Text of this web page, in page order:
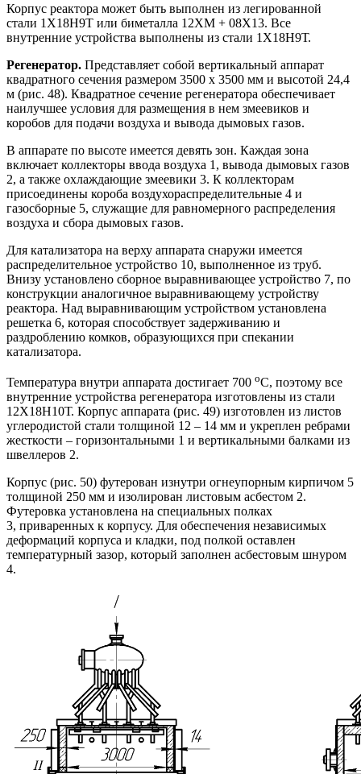
Корпус реактора может быть выполнен из легированной
стали 1Х18Н9Т или биметалла 12ХМ + 08Х13. Все
внутренние устройства выполнены из стали 1Х18Н9Т.
Регенератор. Представляет собой вертикальный аппарат
квадратного сечения размером 3500 х 3500 мм и высотой 24,4
м (рис. 48). Квадратное сечение регенератора обеспечивает
наилучшее условия для размещения в нем змеевиков и
коробов для подачи воздуха и вывода дымовых газов.
В аппарате по высоте имеется девять зон. Каждая зона
включает коллекторы ввода воздуха 1, вывода дымовых газов
2, а также охлаждающие змеевики 3. К коллекторам
присоединены короба воздухораспределительные 4 и
газосборные 5, служащие для равномерного распределения
воздуха и сбора дымовых газов.
Для катализатора на верху аппарата снаружи имеется
распределительное устройство 10, выполненное из труб.
Внизу установлено сборное выравнивающее устройство 7, по
конструкции аналогичное выравнивающему устройству
реактора. Над выравнивающим устройством установлена
решетка 6, которая способствует задерживанию и
раздроблению комков, образующихся при спекании
катализатора.
Температура внутри аппарата достигает 700 оС, поэтому все
внутренние устройства регенератора изготовлены из стали
12Х18Н10Т. Корпус аппарата (рис. 49) изготовлен из листов
углеродистой стали толщиной 12 – 14 мм и укреплен ребрами
жесткости – горизонтальными 1 и вертикальными балками из
швеллеров 2.
Корпус (рис. 50) футерован изнутри огнеупорным кирпичом 5
толщиной 250 мм и изолирован листовым асбестом 2.
Футеровка установлена на специальных полках
3, приваренных к корпусу. Для обеспечения независимых
деформаций корпуса и кладки, под полкой оставлен
температурный зазор, который заполнен асбестовым шнуром
4.